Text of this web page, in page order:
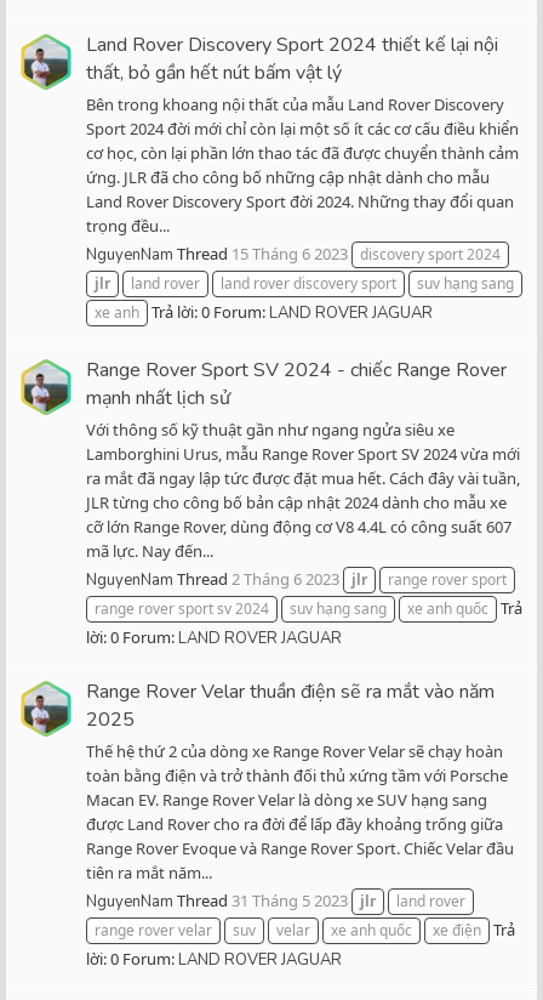
Land Rover Discovery Sport 2024 thiết kế lại nội
thất, bỏ gần hết nút bấm vật lý
Bên trong khoang nội thất của mẫu Land Rover Discovery
Sport 2024 đời mới chỉ còn lại một số ít các cơ cấu điều khiển
cơ học, còn lại phần lớn thao tác đã được chuyển thành cảm
ứng. JLR đã cho công bố những cập nhật dành cho mẫu
Land Rover Discovery Sport đời 2024. Những thay đổi quan
trọng đều...
NguyenNam Thread 15 Tháng 6 2023 discovery sport 2024
jlr
land rover land rover discovery sport
suv hạng sang
xe anh Trả lời: 0 Forum:LAND ROVER JAGUAR
Range Rover Sport SV 2024 - chiếc Range Rover
mạnh nhất lịch sử
Với thông số kỹ thuật gần như ngang ngửa siêu xe
Lamborghini Urus, mẫu Range Rover Sport SV 2024 vừa mới
ra mắt đã ngay lập tức được đặt mua hết. Cách đây vài tuần,
JLR từng cho công bố bản cập nhật 2024 dành cho mẫu xe
cỡ lớn Range Rover, dùng động cơ V8 4.4L có công suất 607
mã lực. Nay đến...
NguyenNam Thread 2 Tháng 6 2023 jlr
range rover sport
range rover sport sv 2024
suv hạng sang xe anh quốc
Trả
lời: 0 Forum:LAND ROVER JAGUAR
Range Rover Velar thuần điện sẽ ra mắt vào năm
2025
Thế hệ thứ 2 của dòng xe Range Rover Velar sẽ chạy hoàn
toàn bằng điện và trở thành đối thủ xứng tầm với Porsche
Macan EV. Range Rover Velar là dòng xe SUV hạng sang
được Land Rover cho ra đời để lấp đầy khoảng trống giữa
Range Rover Evoque và Range Rover Sport. Chiếc Velar đầu
tiên ra mắt năm...
NguyenNam Thread 31 Tháng 5 2023 jlr
land rover
range rover velar
suv velar xe anh quốc xe điện Trả
lời: 0 Forum:LAND ROVER JAGUAR